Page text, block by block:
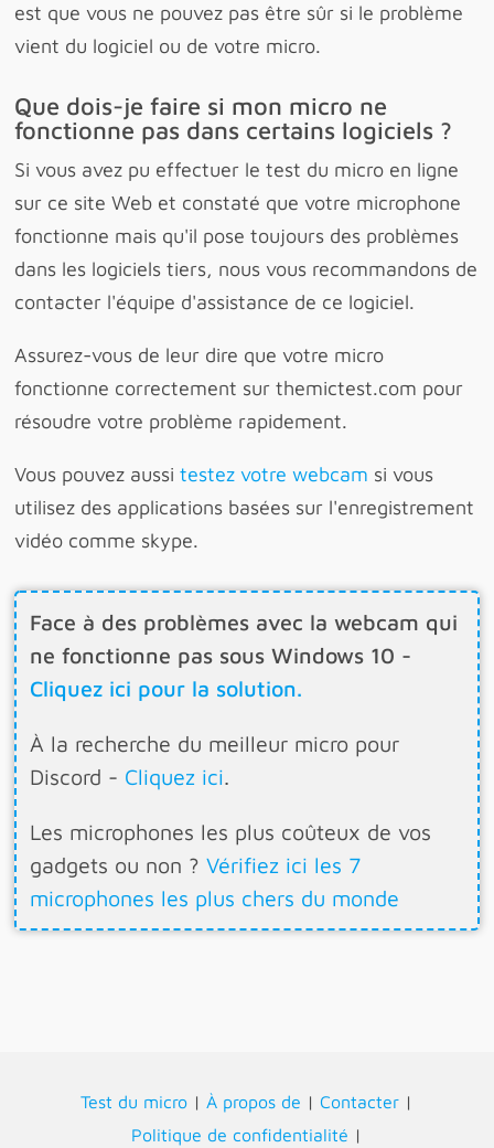
est que vous ne pouvez pas être sûr si le problème
vient du logiciel ou de votre micro.
Que dois-je faire si mon micro ne
fonctionne pas dans certains logiciels ?
Si vous avez pu effectuer le test du micro en ligne
sur ce site Web et constaté que votre microphone
fonctionne mais qu'il pose toujours des problèmes
dans les logiciels tiers, nous vous recommandons de
contacter l'équipe d'assistance de ce logiciel.
Assurez-vous de leur dire que votre micro
fonctionne correctement sur themictest.com pour
résoudre votre problème rapidement.
Vous pouvez aussitestez votre webcam si vous
utilisez des applications basées sur l'enregistrement
vidéo comme skype.
Face à des problèmes avec la webcam qui
ne fonctionne pas sous Windows 10 -
Cliquez ici pour la solution.
À la recherche du meilleur micro pour
Discord - Cliquez ici.
Les microphones les plus coûteux de vos
gadgets ou non ?Vérifiez ici les 7
microphones les plus chers du monde
Test du micro |À propos de |Contacter |
Politique de confidentialité |